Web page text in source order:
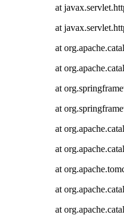
at
at
at
at
at
at
at
at
at
at
at